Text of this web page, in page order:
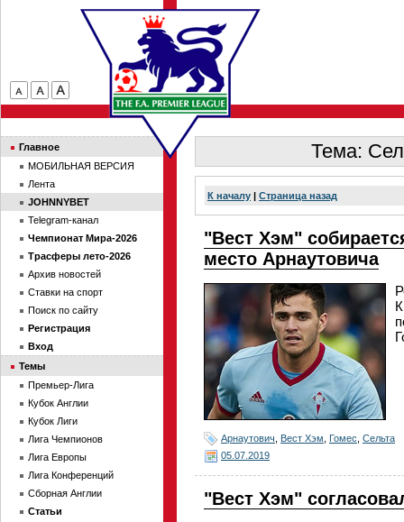
Тема:
К началу | Страница назад
"Вест Хэм"
место Арнаутовича
Арнаутович Вест Хэм Гомес Сельта
05.07.2019
"Вест Хэм"
Главное
МОБИЛЬНАЯ ВЕРСИЯ
Лента
JOHNNYBET
Telegram-канал
Чемпионат Мира-2026
Трасферы лето-2026
Архив новостей
Ставки на спорт
Поиск по сайту
Регистрация
Вход
Темы
Премьер-Лига
Кубок Англии
Кубок Лиги
Лига Чемпионов
Лига Европы
Лига Конференций
Сборная Англии
Статьи